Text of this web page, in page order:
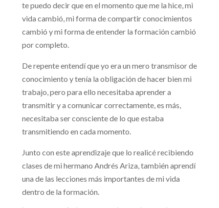
te puedo decir que en el momento que me la hice, mi
vida cambió, mi forma de compartir conocimientos
cambió y mi forma de entender la formación cambió
por completo.
De repente entendí que yo era un mero transmisor de
conocimiento y tenía la obligación de hacer bien mi
trabajo, pero para ello necesitaba aprender a
transmitir y a comunicar correctamente, es más,
necesitaba ser consciente de lo que estaba
transmitiendo en cada momento.
Junto con este aprendizaje que lo realicé recibiendo
clases de mi hermano Andrés Ariza, también aprendí
una de las lecciones más importantes de mi vida
dentro de la formación.